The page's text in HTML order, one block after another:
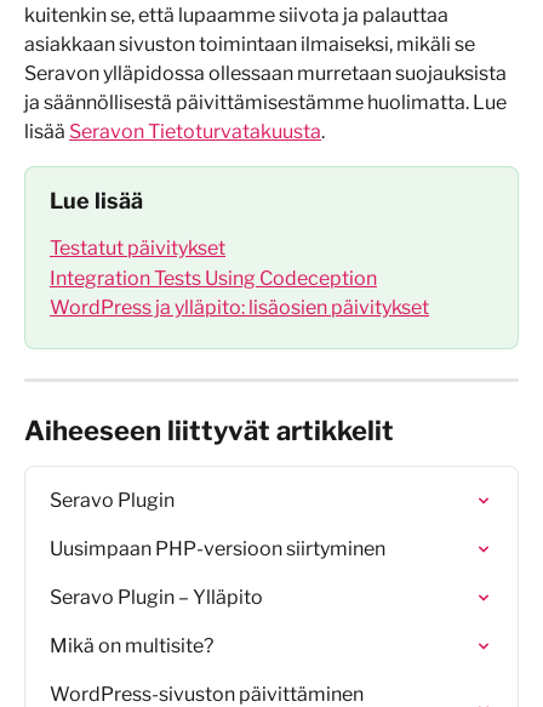
kuitenkin se, että lupaamme siivota ja palauttaa
asiakkaan sivuston toimintaan ilmaiseksi, mikäli se
Seravon ylläpidossa ollessaan murretaan suojauksista
ja säännöllisestä päivittämisestämme huolimatta. Lue
lisää Seravon Tietoturvatakuusta.
Lue lisää
Testatut päivitykset
Integration Tests Using Codeception
WordPress ja ylläpito: lisäosien päivitykset
Aiheeseen liittyvät artikkelit
Seravo Plugin
Uusimpaan PHP-versioon siirtyminen
Seravo Plugin – Ylläpito
Mikä on multisite?
WordPress-sivuston päivittäminen